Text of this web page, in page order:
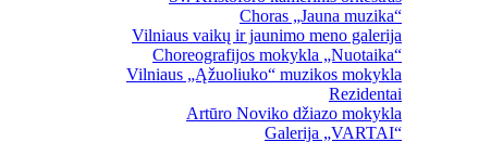
Choras „Jauna muzika“
Vilniaus vaikų ir jaunimo meno galerija
Choreografijos mokykla „Nuotaika“
Vilniaus „Ąžuoliuko“ muzikos mokykla
Rezidentai
Artūro Noviko džiazo mokykla
Galerija „VARTAI“